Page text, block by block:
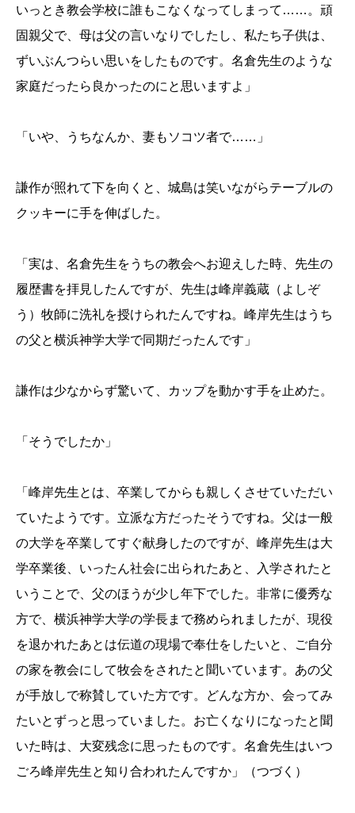
いっとき教会学校に誰もこなくなってしまって……。頑
固親父で、母は父の言いなりでしたし、私たち子供は、
ずいぶんつらい思いをしたものです。名倉先生のような
家庭だったら良かったのにと思いますよ」
「いや、うちなんか、妻もソコツ者で……」
謙作が照れて下を向くと、城島は笑いながらテーブルの
クッキーに手を伸ばした。
「実は、名倉先生をうちの教会へお迎えした時、先生の
履歴書を拝見したんですが、先生は峰岸義蔵（よしぞ
う）牧師に洗礼を授けられたんですね。峰岸先生はうち
の父と横浜神学大学で同期だったんです」
謙作は少なからず驚いて、カップを動かす手を止めた。
「そうでしたか」
「峰岸先生とは、卒業してからも親しくさせていただい
ていたようです。立派な方だったそうですね。父は一般
の大学を卒業してすぐ献身したのですが、峰岸先生は大
学卒業後、いったん社会に出られたあと、入学されたと
いうことで、父のほうが少し年下でした。非常に優秀な
方で、横浜神学大学の学長まで務められましたが、現役
を退かれたあとは伝道の現場で奉仕をしたいと、ご自分
の家を教会にして牧会をされたと聞いています。あの父
が手放しで称賛していた方です。どんな方か、会ってみ
たいとずっと思っていました。お亡くなりになったと聞
いた時は、大変残念に思ったものです。名倉先生はいつ
ごろ峰岸先生と知り合われたんですか」（つづく）